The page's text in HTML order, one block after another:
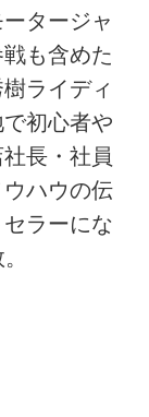
タージャ
も含めた
ライディ
初心者や
長・社員
ハウの伝
ラーにな